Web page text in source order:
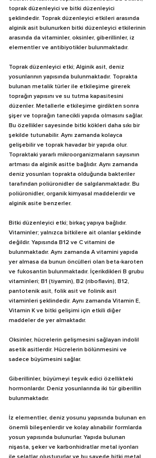
toprak düzenleyici ve bitki düzenleyici
şeklindedir. Toprak düzenleyici etkileri arasında
alginik asit bulunurken bitki düzenleyici etkilerinin
arasında da vitaminler, oksinler, giberillinler, iz
elementler ve antibiyotikler bulunmaktadır.
Toprak düzenleyici etki; Alginik asit, deniz
yosunlarının yapısında bulunmaktadır. Toprakta
bulunan metalik türler ile etkileşime girerek
toprağın yapısını ve su tutma kapasitesini
düzenler. Metallerle etkileşime girdikten sonra
şişer ve toprağın tanecikli yapıda olmasını sağlar.
Bu özellikler sayesinde bitki kökleri daha sıkı bir
şekilde tutunabilir. Aynı zamanda kolayca
gelişebilir ve toprak havadar bir yapıda olur.
Topraktaki yararlı mikroorganizmaların sayısının
artması da alginik asitte bağlıdır. Aynı zamanda
deniz yosunları toprakta olduğunda bakteriler
tarafından poliüronidler de salgılanmaktadır. Bu
poliüronidler, organik kimyasal maddelerdir ve
alginik asite benzerler.
Bitki düzenleyici etki; birkaç yapıya bağlıdır.
Vitaminler; yalnızca bitkilere ait olanlar şeklinde
değildir. Yapısında B12 ve C vitamini de
bulunmaktadır. Aynı zamanda A vitamini yapıda
yer almasa da bunun öncülleri olan beta-karoten
ve fukosantin bulunmaktadır. İçerikdikleri B grubu
vitaminleri; B1 (tiyamin), B2 (riboflavin), B12,
pantotenik asit, folik asit ve folinik asit
vitaminleri şeklindedir. Aynı zamanda Vitamin E,
Vitamin K ve bitki gelişimi için etkili diğer
maddeler de yer almaktadır.
Oksinler, hücrelerin gelişmesini sağlayan indolil
asetik asitlerdir. Hücrelerin bölünmesini ve
sadece büyümesini sağlar.
Giberillinler, büyümeyi teşvik edici özellikteki
hormonlardır. Deniz yosunlarında iki tür giberillin
bulunmaktadır.
İz elementler, deniz yosunu yapısında bulunan en
önemli bileşenlerdir ve kolay alınabilir formlarda
yosun yapısında bulunurlar. Yapıda bulunan
nişasta, şeker ve karbonhidratlar metal iyonları